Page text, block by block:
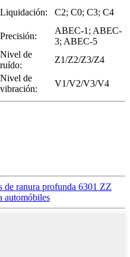
Liquidación:
C2; C0; C3; C4
Precisión:
ABEC-1; ABEC-
3; ABEC-5
Nivel de
ruído:
Z1/Z2/Z3/Z4
Nivel de
vibración:
V1/V2/V3/V4
de ranura profunda 6301 ZZ
automóbiles